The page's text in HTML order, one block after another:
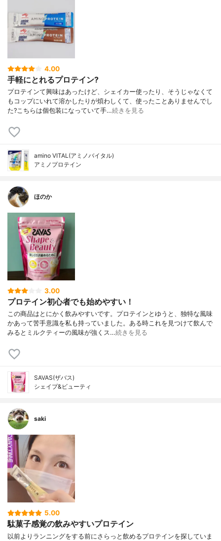
4.00
手軽にとれるプロテイン?
プロテインて興味はあったけど、シェイカー使ったり、そうじゃなくて
もコップにいれて溶かしたりが煩わしくて、使ったことありませんでし
た?こちらは個包装になっていて手…続きを見る
amino VITAL(アミノバイタル)
アミノプロテイン
ほのか
3.00
プロテイン初心者でも始めやすい！
この商品はとにかく飲みやすいです。プロテインとゆうと、独特な風味
かあって苦手意識を私も持っていました。ある時これを見つけて飲んで
みるとミルクティーの風味が強くス…続きを見る
SAVAS(ザバス)
シェイプ&ビューティ
saki
5.00
駄菓子感覚の飲みやすいプロテイン
以前よりランニングをする前にさらっと飲めるプロテインを探していま